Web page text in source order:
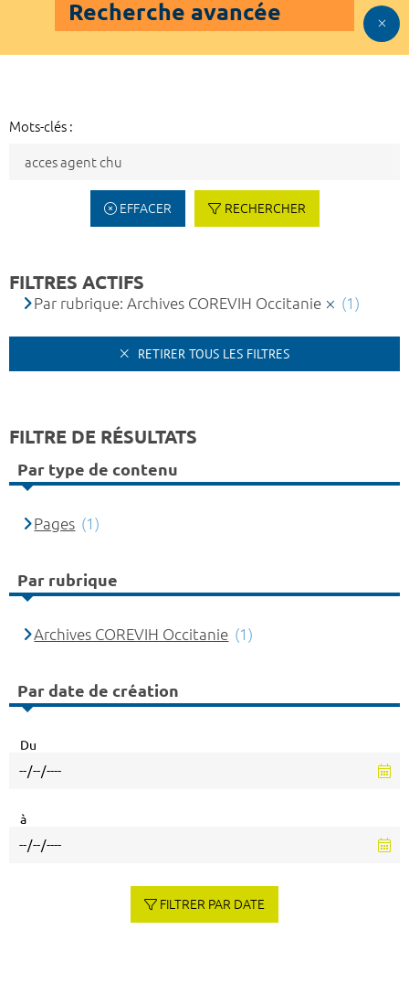
Recherche avancée
Mots-clés :
EFFACER RECHERCHER
FILTRES ACTIFS
Par rubrique: Archives COREVIH Occitanie (1)
RETIRER TOUS LES FILTRES
FILTRE DE RÉSULTATS
Par type de contenu
Pages (1)
Par rubrique
Archives COREVIH Occitanie (1)
Par date de création
Du
à
FILTRER PAR DATE